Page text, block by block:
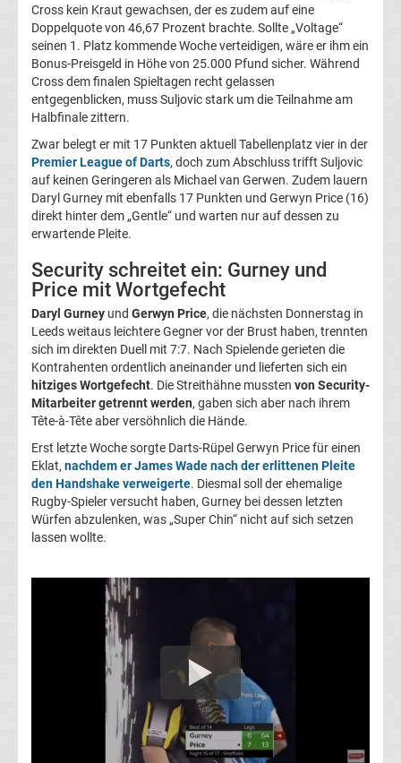
League
Tabelle
Europa
League
Ergebnisse
League
Erg.
Conference
League
Tabelle
Formel
Rennkalender
Transfergerüchte
Cross kein Kraut gewachsen, der es zudem auf eine
Doppelquote von 46,67 Prozent brachte. Sollte „Voltage“
seinen 1. Platz kommende Woche verteidigen, wäre er ihm ein
Bonus-Preisgeld in Höhe von 25.000 Pfund sicher. Während
Cross dem finalen Spieltagen recht gelassen
entgegenblicken, muss Suljovic stark um die Teilnahme am
Halbfinale zittern.
Zwar belegt er mit 17 Punkten aktuell Tabellenplatz vier in der
Premier League of Darts, doch zum Abschluss trifft Suljovic
auf keinen Geringeren als Michael van Gerwen. Zudem lauern
Daryl Gurney mit ebenfalls 17 Punkten und Gerwyn Price (16)
direkt hinter dem „Gentle“ und warten nur auf dessen zu
erwartende Pleite.
Security schreitet ein: Gurney und
Price mit Wortgefecht
Daryl Gurney und Gerwyn Price, die nächsten Donnerstag in
Leeds weitaus leichtere Gegner vor der Brust haben, trennten
sich im direkten Duell mit 7:7. Nach Spielende gerieten die
Kontrahenten ordentlich aneinander und lieferten sich ein
hitziges Wortgefecht. Die Streithähne mussten von Security-
Mitarbeiter getrennt werden, gaben sich aber nach ihrem
Tête-à-Tête aber versöhnlich die Hände.
Erst letzte Woche sorgte Darts-Rüpel Gerwyn Price für einen
Eklat, nachdem er James Wade nach der erlittenen Pleite
den Handshake verweigerte. Diesmal soll der ehemalige
Rugby-Spieler versucht haben, Gurney bei dessen letzten
Würfen abzulenken, was „Super Chin“ nicht auf sich setzen
lassen wollte.